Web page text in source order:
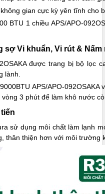
gian cực kỳ yên tĩnh cho
BTU 1 chiều APS/APO-
sợ Vi khuẩn, Vi rút & Nấm
được trang bị bộ
lành.
APS/APO-
3 phút để làm khô nước
sử dụng môi chất làm lạnh
thân thiện hơn với môi